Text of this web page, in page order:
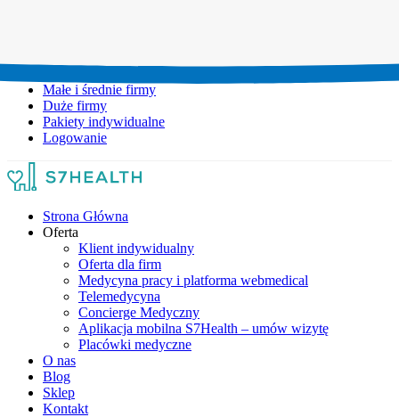
Małe i średnie firmy
Duże firmy
Pakiety indywidualne
Logowanie
Strona Główna
Oferta
Klient indywidualny
Oferta dla firm
Medycyna pracy i platforma webmedical
Telemedycyna
Concierge Medyczny
Aplikacja mobilna S7Health – umów wizytę
Placówki medyczne
O nas
Blog
Sklep
Kontakt